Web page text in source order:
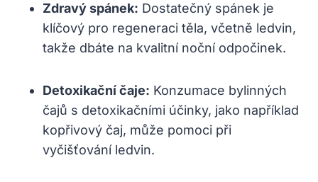
Zdravý spánek: Dostatečný spánek ⁢je
klíčový pro regeneraci těla, včetně ledvin,‍
takže dbáte na kvalitní⁤ noční odpočinek.
Detoxikační čaje: Konzumace bylinných
čajů s detoxikačními účinky, jako například
kopřivový čaj, může pomoci při⁢
vyčišťování ledvin.